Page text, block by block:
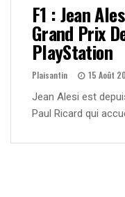
F1 : Jean
Grand Prix
PlayStation
Plaisantin 15 Août
Jean Alesi est
Paul Ricard qui